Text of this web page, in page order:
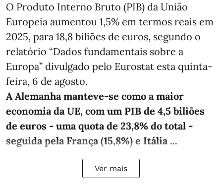
O Produto Interno Bruto (PIB) da União
Europeia aumentou 1,5% em termos reais em
2025, para 18,8 biliões de euros, segundo o
relatório “Dados fundamentais sobre a
Europa” divulgado pelo Eurostat esta quinta-
feira, 6 de agosto.
A Alemanha manteve‑se como a maior
economia da UE, com um PIB de 4,5 biliões
de euros - uma quota de 23,8% do total -
seguida pela França (15,8%) e Itália ...
Ver mais